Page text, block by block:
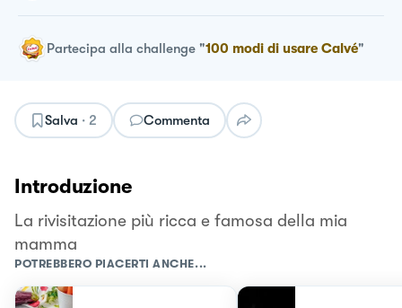
Partecipa alla challenge "100 modi di usare Calvé"
Salva · 2 Commenta
Introduzione
La rivisitazione più ricca e famosa della mia
mamma
POTREBBERO PIACERTI ANCHE...